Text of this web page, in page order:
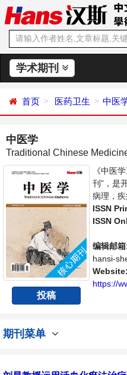
学术期刊
首页 医药卫生 中医
中医学
Traditional Chinese
投稿
《中医
刊”，是
病理，疾
用的论
导科学
人员提供
不同方
ISSN
ISSN
编辑邮
hansi-
Website:
https://
期刊菜单